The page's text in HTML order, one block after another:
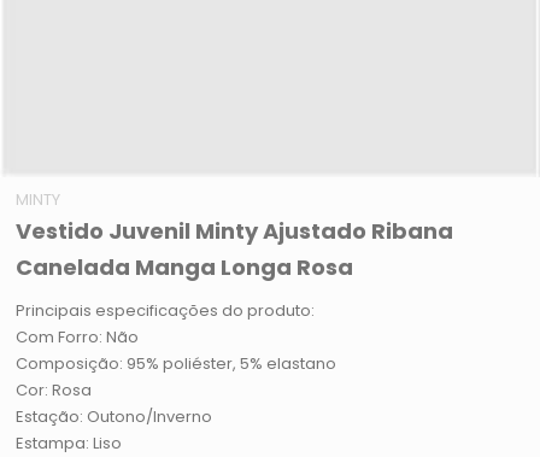
MINTY
Vestido Juvenil Minty Ajustado Ribana
Canelada Manga Longa Rosa
Principais especificações do produto:
Com Forro: Não
Composição: 95% poliéster, 5% elastano
Cor: Rosa
Estação: Outono/Inverno
Estampa: Liso